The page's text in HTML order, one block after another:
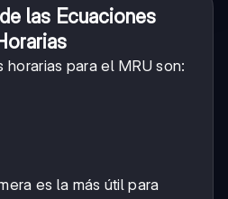
las Ecuaciones
para el MRU son:
es la más útil para